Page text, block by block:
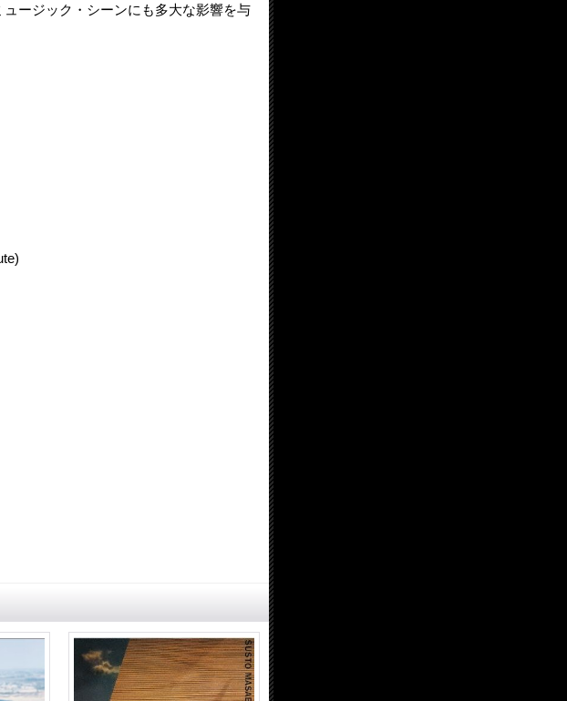
ージック・シーンにも多大な影響を与